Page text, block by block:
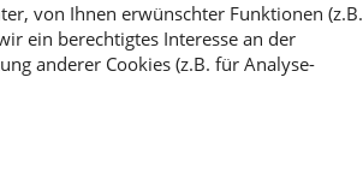
von Ihnen erwünschter Funktionen (z.B.
ein berechtigtes Interesse an der
anderer Cookies (z.B. für Analyse-